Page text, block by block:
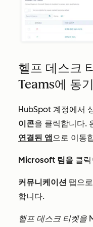
헬프 데스크
Teams에 동
HubSpot 계정에서
이콘을 클릭합니다.
연결된 앱으로 이동
Microsoft 팀을 클
커뮤니케이션 탭으
합니다.
헬프 데스크 티켓을